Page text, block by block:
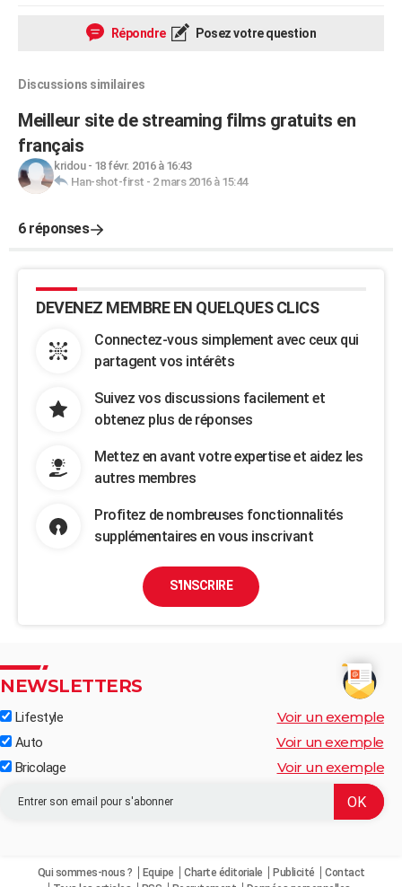
Répondre Posez votre question
Discussions similaires
Meilleur site de streaming films gratuits en
français
kridou- 18 févr. 2016 à 16:43
Han-shot-first - 2 mars 2016 à 15:44
6 réponses
DEVENEZ MEMBRE EN QUELQUES CLICS
Connectez-vous simplement avec ceux qui
partagent vos intérêts
Suivez vos discussions facilement et
obtenez plus de réponses
Mettez en avant votre expertise et aidez les
autres membres
Profitez de nombreuses fonctionnalités
supplémentaires en vous inscrivant
S'INSCRIRE
NEWSLETTERS
Lifestyle Voir un exemple
Auto Voir un exemple
Bricolage Voir un exemple
Qui sommes-nous ? Equipe Charte éditoriale Publicité
Contact